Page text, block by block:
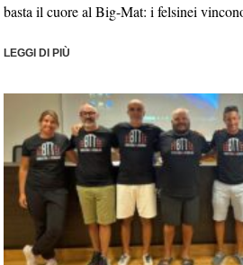
basta il cuore al Big-Mat: i felsinei
LEGGI DI PIÙ